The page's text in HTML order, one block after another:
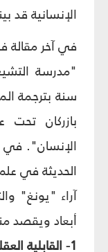
الإنسانية قد
في آخر مقالة
سنة بترجمة
بازركان تحت
الإنسان". في
الحديثة في
آراء "يونغ"
أبعاد ويقصد
1- القابلية العقلية: